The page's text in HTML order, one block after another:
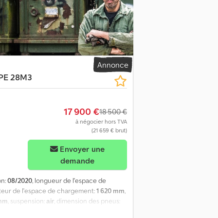
des inscriptions. Codpjzqif Iofx Alferf
une nouvelle inspection TÜV est
! Le véhicule peut être personnalisé
et de paiement s’appliquent. Nous
N’hésitez pas à nous contacter !
Annonce
28M3
17 900 €18 500 €
à négocier hors TVA
(21 659 € brut)
demande
08/2020, longueur de l'espace de
de l'espace de chargement:1 620 mm,
, suspension: air, dimension des pneus: